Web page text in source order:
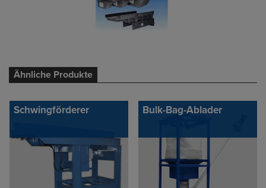
Ähnliche Produkte
Schwingförderer Bulk-Bag-Ablader